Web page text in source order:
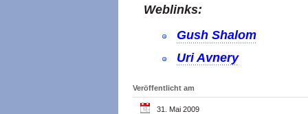
Weblinks:
Gush Shalom
Uri Avnery
Veröffentlicht am
31. Mai 2009